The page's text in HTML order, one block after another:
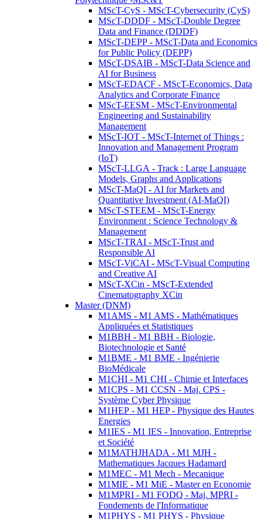
MScT-CyS - MScT-Cybersecurity (CyS)
MScT-DDDF - MScT-Double Degree
Data and Finance (DDDF)
MScT-DEPP - MScT-Data and Economics
for Public Policy (DEPP)
MScT-DSAIB - MScT-Data Science and
AI for Business
MScT-EDACF - MScT-Economics, Data
Analytics and Corporate Finance
MScT-EESM - MScT-Environmental
Engineering and Sustainability
Management
MScT-IOT - MScT-Internet of Things :
Innovation and Management Program
(IoT)
MScT-LLGA - Track : Large Language
Models, Graphs and Applications
MScT-MaQI - AI for Markets and
Quantitative Investment (AI-MaQI)
MScT-STEEM - MScT-Energy
Environment : Science Technology &
Management
MScT-TRAI - MScT-Trust and
Responsible AI
MScT-ViCAI - MScT-Visual Computing
and Creative AI
MScT-XCin - MScT-Extended
Cinematography XCin
Master (DNM)
M1AMS - M1 AMS - Mathématiques
Appliquées et Statistiques
M1BBH - M1 BBH - Biologie,
Biotechnologie et Santé
M1BME - M1 BME - Ingénierie
BioMédicale
M1CHI - M1 CHI - Chimie et Interfaces
M1CPS - M1 CCSN - Maj. CPS -
Système Cyber Physique
M1HEP - M1 HEP - Physique des Hautes
Energies
M1IES - M1 IES - Innovation, Entreprise
et Société
M1MATHJHADA - M1 MJH -
Mathematiques Jacques Hadamard
M1MEC - M1 Mech - Mecanique
M1MIE - M1 MiE - Master en Economie
M1MPRI - M1 FODQ - Maj. MPRI -
Fondements de l'Informatique
M1PHYS - M1 PHYS - Physique